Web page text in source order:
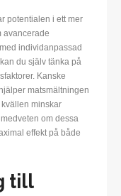
potentialen i ett mer
avancerade
individanpassad
du själv tänka på
Kanske
matsmältningen
minskar
om dessa
effekt på både
till